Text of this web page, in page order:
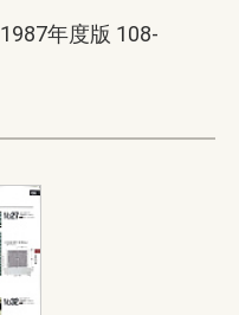
年度版 108-